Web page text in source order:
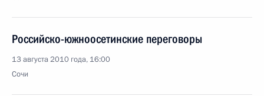
Российско-южноосетинские переговоры
13 августа 2010 года, 16:00
Сочи